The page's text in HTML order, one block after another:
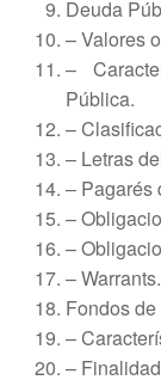
Deuda
– Valores
–
Pública.
–
– Letras
– Pagarés
–
–
– Warrants.
Fondos
–
–